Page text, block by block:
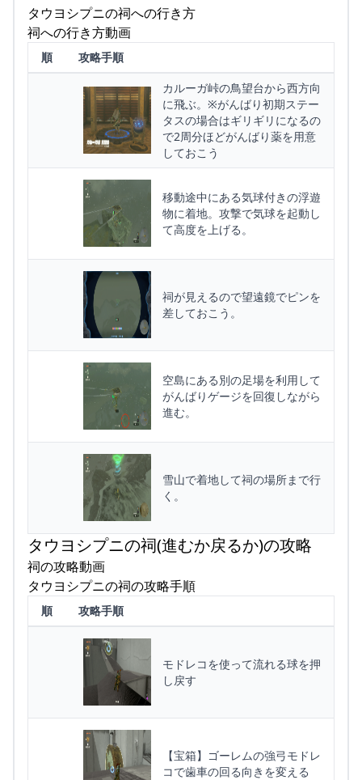
タウヨシプニの祠への行き方
祠への行き方動画
順
攻略手順
カルーガ峠の鳥望台から西方向
に飛ぶ。※がんばり初期ステー
タスの場合はギリギリになるの
で2周分ほどがんばり薬を用意
しておこう
移動途中にある気球付きの浮遊
物に着地。攻撃で気球を起動し
て高度を上げる。
祠が見えるので望遠鏡でピンを
差しておこう。
空島にある別の足場を利用して
がんばりゲージを回復しながら
進む。
雪山で着地して祠の場所まで行
く。
タウヨシプニの祠(進むか戻るか)の攻略
祠の攻略動画
タウヨシプニの祠の攻略手順
順 攻略手順
モドレコを使って流れる球を押
し戻す
【宝箱】ゴーレムの強弓モドレ
コで歯車の回る向きを変える